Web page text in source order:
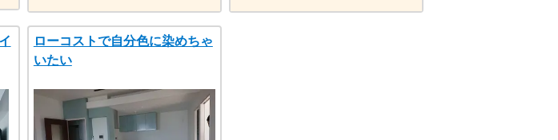
無くスムースに運べた事に、心
ローコストで自分色に染めちゃ
いたい